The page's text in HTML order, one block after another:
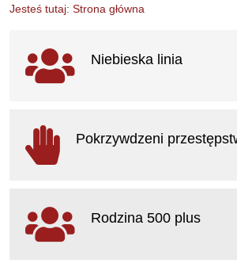
Jesteś tutaj: Strona główna
Ważne linki
Niebieska linia
Pokrzywdzeni
Rodzina 500 plus